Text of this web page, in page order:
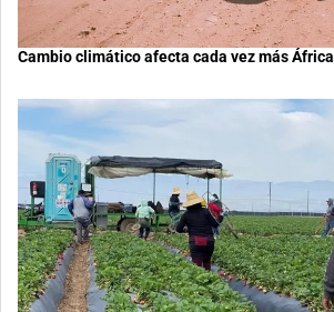
Cambio climático afecta cada vez más África